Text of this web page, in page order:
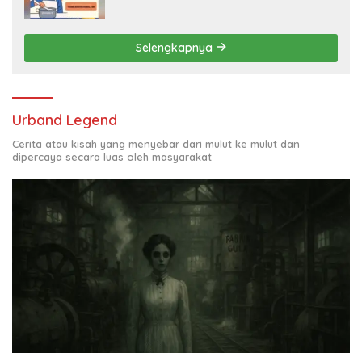
Selengkapnya
Urband Legend
Cerita atau kisah yang menyebar dari mulut ke mulut dan
dipercaya secara luas oleh masyarakat